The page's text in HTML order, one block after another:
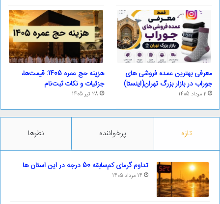
معرفی بهترین عمده فروشی های
جوراب در بازار بزرگ تهران(اینستا)
2 مرداد 1405
هزینه حج عمره 1405: قیمت‌ها،
جزئیات و نکات ثبت‌نام
28 تیر 1405
تازه پرخواننده نظرها
تداوم گرمای کم‌سابقه 50 درجه در این استان ها
14 مرداد 1405